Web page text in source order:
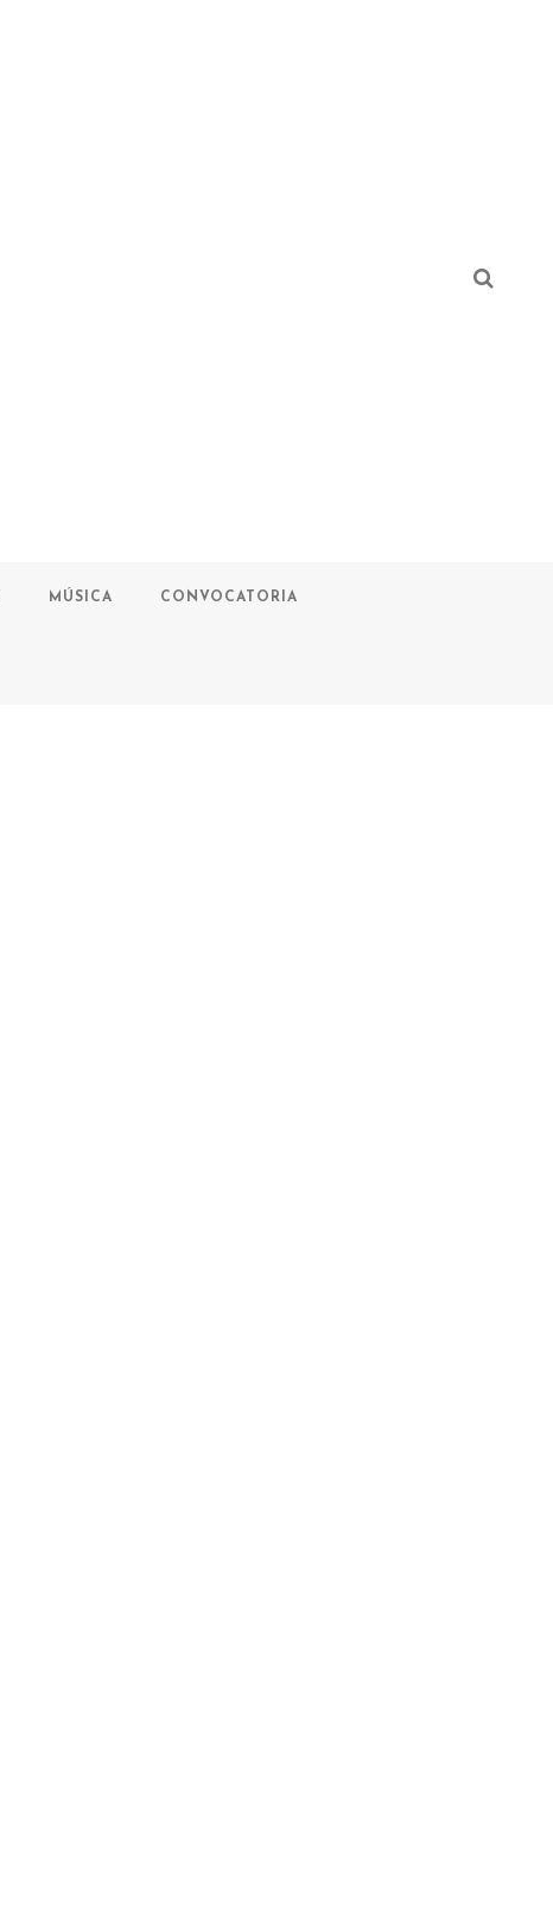
MÚSICA CONVOCATORIA